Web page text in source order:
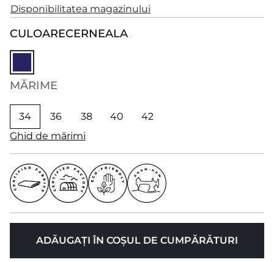
Disponibilitatea magazinului
CULOARECERNEALA
MĂRIME
34 36 38 40
42
Ghid de mărimi
ADĂUGAȚI ÎN COȘUL DE CUMPĂRĂTURI